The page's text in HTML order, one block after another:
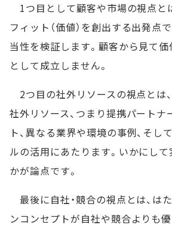
1つ目として顧客や市場の視点と
フィット（価値）を創出する出発点
当性を検証します。顧客から見て価
として成立しません。
2つ目の社外リソースの視点とは
社外リソース、つまり提携パートナ
ト、異なる業界や環境の事例、そし
ルの活用にあたります。いかにし
かが論点です。
最後に自社・競合の視点とは、は
ンコンセプトが自社や競合よりも